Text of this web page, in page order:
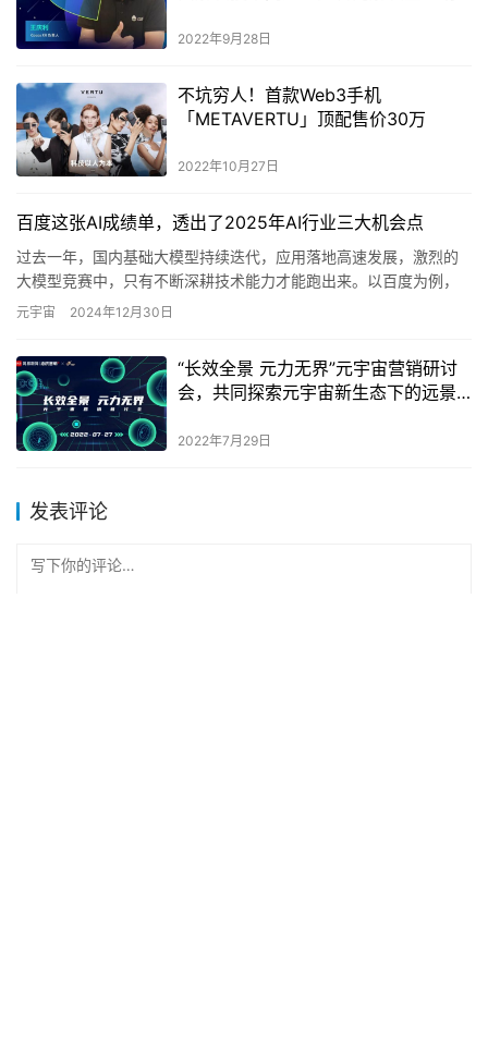
2022年9月28日
不坑穷人！首款Web3手机
「METAVERTU」顶配售价30万
2022年10月27日
百度这张AI成绩单，透出了2025年AI行业三大机会点
过去一年，国内基础大模型持续迭代，应用落地高速发展，激烈的
大模型竞赛中，只有不断深耕技术能力才能跑出来。以百度为例，
文心大模型日均调用量超15亿，自去年12月首次披露以来增长30
元宇宙 2024年12月30日
“长效全景 元力无界”元宇宙营销研讨
会，共同探索元宇宙新生态下的远景
2022年7月29日
发表评论